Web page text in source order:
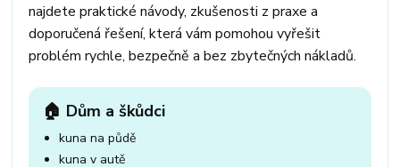
najdete praktické návody, zkušenosti z praxe a
doporučená řešení, která vám pomohou vyřešit
problém rychle, bezpečně a bez zbytečných nákladů.
🏠 Dům a škůdci
kuna na půdě
kuna v autě